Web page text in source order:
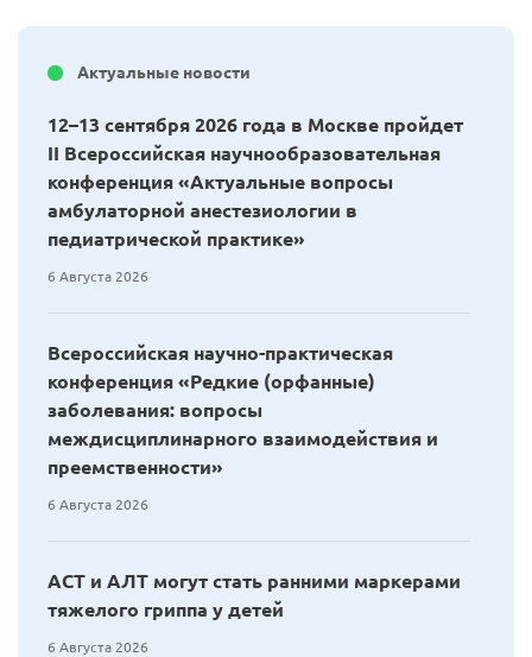
Актуальные новости
12–13 сентября 2026 года в Москве пройдет
II Всероссийская научнообразовательная
конференция «Актуальные вопросы
амбулаторной анестезиологии в
педиатрической практике»
6 Августа 2026
Всероссийская научно-практическая
конференция «Редкие (орфанные)
заболевания: вопросы
междисциплинарного взаимодействия и
преемственности»
6 Августа 2026
АСТ и АЛТ могут стать ранними маркерами
тяжелого гриппа у детей
6 Августа 2026